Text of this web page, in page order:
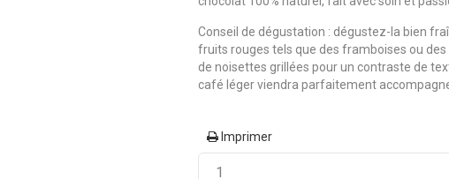
Conseil de dégustation : dégustez-la bien
fruits rouges tels que des framboises ou
de noisettes grillées pour un contraste de
café léger viendra parfaitement
Imprimer